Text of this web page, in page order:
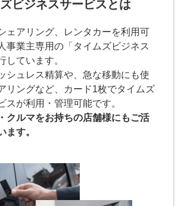
ビジネスサービスとは
ェアリング、レンタカーを利用可
事業主専用の「タイムズビジネス
しています。
シュレス精算や、急な移動にも使
リングなど、カード1枚でタイムズ
スが利用・管理可能です。
クルマをお持ちの店舗様にもご活
ます。